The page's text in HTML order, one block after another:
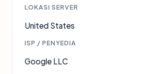
LOKASI SERVER
United States
ISP / PENYEDIA
Google LLC